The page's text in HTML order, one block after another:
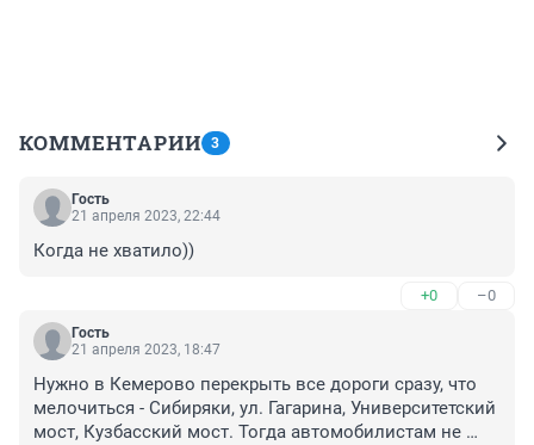
КОММЕНТАРИИ 3
Гость
21 апреля 2023, 22:44
Когда не хватило))
+0 –0
Гость
21 апреля 2023, 18:47
Нужно в Кемерово перекрыть все дороги сразу, что
мелочиться - Сибиряки, ул. Гагарина, Университетский
мост, Кузбасский мост. Тогда автомобилистам не